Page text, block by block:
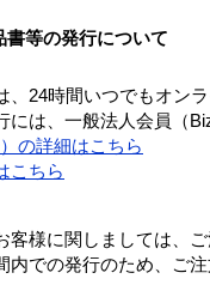
書等の発行について
、24時間いつでもオン
は、一般法人会員（
の詳細はこちら
こちら
客様に関しましては、
内での発行のため、ご